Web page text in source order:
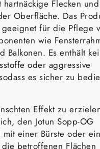
Flecken und
Oberfläche. Das
für die Pflege
wie
Balkonen. Es enthält
oder aggressive
es sicher zu
Effekt zu
den Jotun Sopp-OG
einer Bürste oder
die betroffenen Flächen